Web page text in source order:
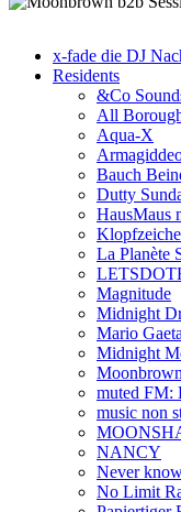
x-fade die DJ
Residents
&Co
All
Aqua-X
Bauch
Dutty
HausMaus
La Planète
Magnitude
Midnight
Mario
Midnight
muted FM:
music non
NANCY
Never
No Limit